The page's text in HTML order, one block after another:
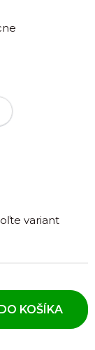
variant
KOŠÍKA